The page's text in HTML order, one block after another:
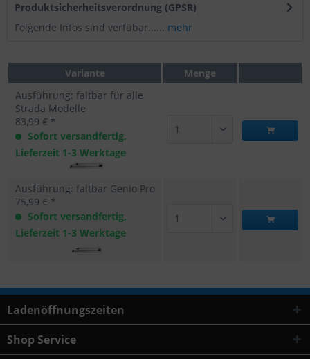
Produktsicherheitsverordnung (GPSR)
Folgende Infos sind verfübar...... mehr
Variante
Menge
Ausführung: faltbar für alle
Strada Modelle
83,99 € *
Sofort versandfertig,
Lieferzeit 1-3 Werktage
Ausführung: faltbar Genio Pro
75,99 € *
Sofort versandfertig,
Lieferzeit 1-3 Werktage
Ladenöffnungszeiten
Shop Service